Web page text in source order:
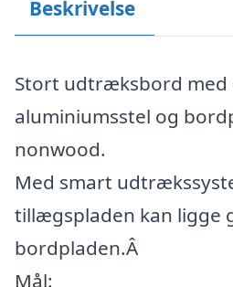
Beskrivelse
Stort udtræksbord med
aluminiumsstel og
nonwood.
Med smart
tillægspladen kan ligge
bordpladen.Â
Mål: